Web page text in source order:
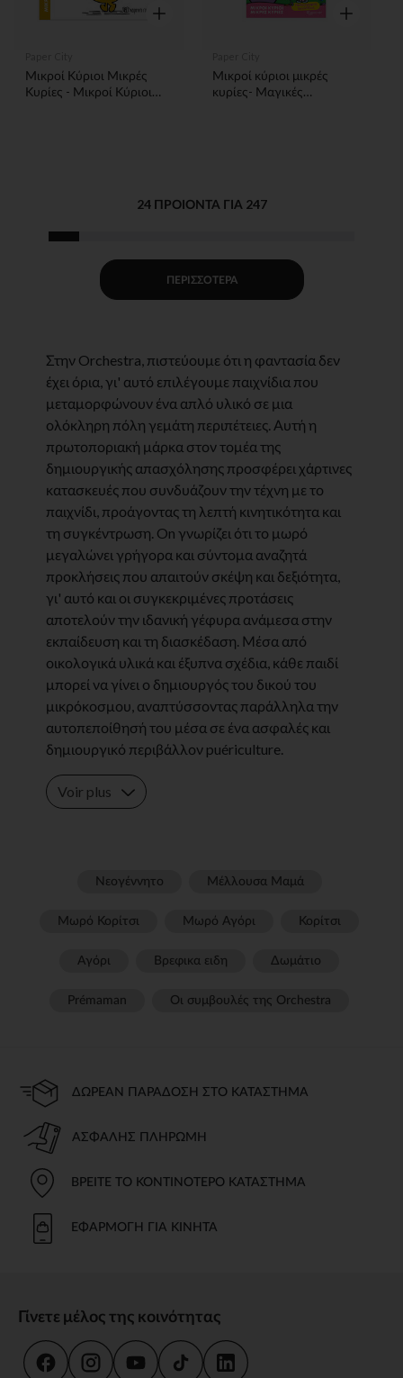
Γρήγορη επισκόπηση
Μικροί Κύριοι Μικρές
Κυρίες - Μικροί Κύριοι
Γρήγορη
Μικροί κύριοι μικρές
κυρίες- Μαγικές
24 ΠΡΟΙΌΝΤΑ ΓΙΑ 247
ΠΕΡΙΣΣΌΤΕΡΑ
Στην Orchestra, πιστεύουμε ότι η φαντασία δεν
έχει όρια, γι' αυτό επιλέγουμε παιχνίδια που
μεταμορφώνουν ένα απλό υλικό σε μια
ολόκληρη πόλη γεμάτη περιπέτειες. Αυτή η
πρωτοποριακή μάρκα στον τομέα της
δημιουργικής απασχόλησης προσφέρει χάρτινες
κατασκευές που συνδυάζουν την τέχνη με το
παιχνίδι, προάγοντας τη λεπτή κινητικότητα και
τη συγκέντρωση. On γνωρίζει ότι το μωρό
μεγαλώνει γρήγορα και σύντομα αναζητά
προκλήσεις που απαιτούν σκέψη και δεξιότητα,
γι' αυτό και οι συγκεκριμένες προτάσεις
αποτελούν την ιδανική γέφυρα ανάμεσα στην
εκπαίδευση και τη διασκέδαση. Μέσα από
οικολογικά υλικά και έξυπνα σχέδια, κάθε παιδί
μπορεί να γίνει ο δημιουργός του δικού του
μικρόκοσμου, αναπτύσσοντας παράλληλα την
αυτοπεποίθησή του μέσα σε ένα ασφαλές και
δημιουργικό περιβάλλον puériculture.
Voir plus
Νεογέννητο Μέλλουσα Μαμά
Μωρό Κορίτσι Μωρό Αγόρι Κορίτσι
Αγόρι Βρεφικα ειδη Δωμάτιο
Prémaman Οι συμβουλές της Orchestra​
ΔΩΡΕΆΝ ΠΑΡΆΔΟΣΗ ΣΤΟ ΚΑΤΆΣΤΗΜΑ
ΑΣΦΑΛΉΣ ΠΛΗΡΩΜΉ
ΒΡΕΊΤΕ ΤΟ ΚΟΝΤΙΝΌΤΕΡΟ ΚΑΤΆΣΤΗΜΑ
ΕΦΑΡΜΟΓΉ ΓΙΑ ΚΙΝΗΤΆ
Γίνετε μέλος της κοινότητας